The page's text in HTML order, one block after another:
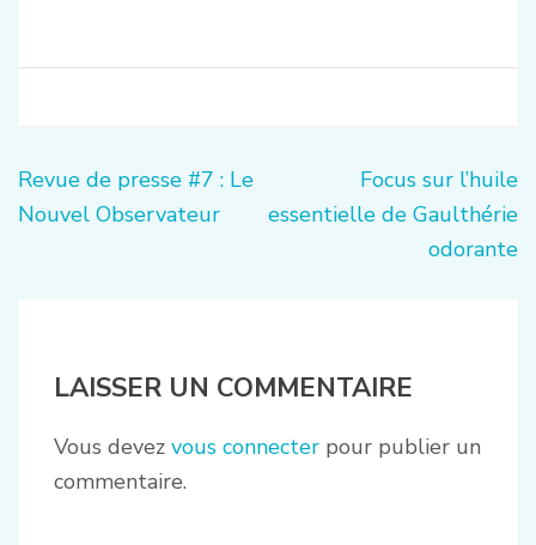
Navigation
de
Revue de presse #7 : Le
Nouvel Observateur
Focus sur l’huile
essentielle de Gaulthérie
odorante
LAISSER UN COMMENTAIRE
Vous devez vous connecter pour publier un
commentaire.